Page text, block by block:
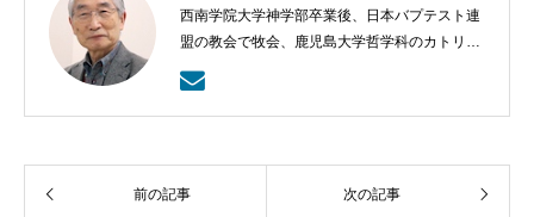
西南学院大学神学部卒業後、日本バプテスト連
盟の教会で牧会、鹿児島大学哲学科のカトリッ
クの神学の学びから、鹿児島ラ・サール高校で
も教える。日本バプテスト連盟宣教室主事、日
本バプテスト連盟常務理事を８年間務める。
前の記事 次の記事